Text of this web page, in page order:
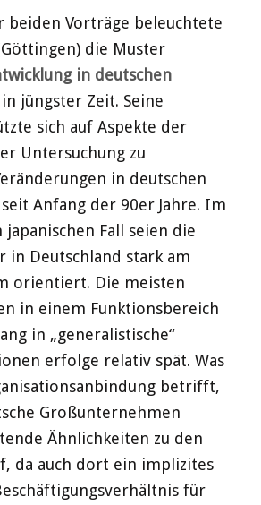
beiden Vorträge beleuchtete
die Muster
in deutschen
jüngster Zeit. Seine
sich auf Aspekte der
Untersuchung zu
in deutschen
Anfang der 90er Jahre. Im
japanischen Fall seien die
in Deutschland stark am
orientiert. Die meisten
in einem Funktionsbereich
in „generalistische“
erfolge relativ spät. Was
betrifft,
Großunternehmen
Ähnlichkeiten zu den
da auch dort ein implizites
für